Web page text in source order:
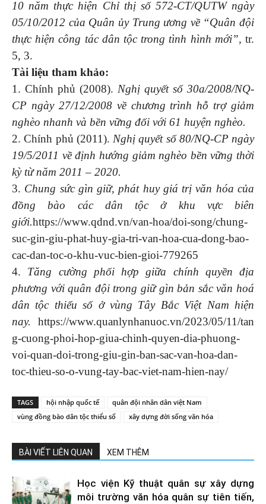
10 năm thực hiện Chỉ thị số 572-CT/QUTW ngày
05/10/2012 của Quân ủy Trung ương về “Quân đội
thực hiện công tác dân tộc trong tình hình mới”, tr.
5, 3.
Tài liệu tham khảo:
1. Chính phủ (2008). Nghị quyết số 30a/2008/NQ-
CP ngày 27/12/2008 về chương trình hỗ trợ giảm
nghèo nhanh và bền vững đối với 61 huyện nghèo.
2. Chính phủ (2011). Nghị quyết số 80/NQ-CP ngày
19/5/2011 về định hướng giảm nghèo bền vững thời
kỳ từ năm 2011 – 2020.
3. Chung sức gìn giữ, phát huy giá trị văn hóa của
đồng bào các dân tộc ở khu vực biên
giới.https://www.qdnd.vn/van-hoa/doi-song/chung-
suc-gin-giu-phat-huy-gia-tri-van-hoa-cua-dong-bao-
cac-dan-toc-o-khu-vuc-bien-gioi-779265
4. Tăng cường phối hợp giữa chính quyền địa
phương với quân đội trong giữ gìn bản sắc văn hoá
dân tộc thiểu số ở vùng Tây Bắc Việt Nam hiện
nay. https://www.quanlynhanuoc.vn/2023/05/11/tan
g-cuong-phoi-hop-giua-chinh-quyen-dia-phuong-
voi-quan-doi-trong-giu-gin-ban-sac-van-hoa-dan-
toc-thieu-so-o-vung-tay-bac-viet-nam-hien-nay/
TAGS hội nhập quốc tế
quân đội nhân dân việt Nam
vùng đồng bào dân tộc thiểu số
xây dựng đời sống văn hóa
BÀI VIẾT LIÊN QUAN XEM THÊM
Học viện Kỹ thuật quân sự xây dựng
môi trường văn hóa quân sự tiên tiến,